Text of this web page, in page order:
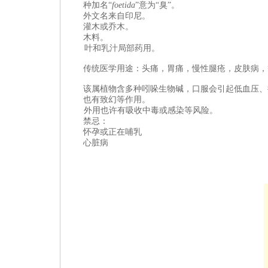
种加名“foetida”意为“臭”。
外文名来自 印尼。
灌木或乔木。
木料。
叶和乳汁局部药用。
传统医学用途：头痛，胃痛，慢性腿疮，皮肤病
该属植物含多种吲哚生物碱，口服会引起低血压
也有致幻等作用。
外用也许有吸收中毒或感染等风险。
禁忌：
怀孕或正在哺乳
心脏病